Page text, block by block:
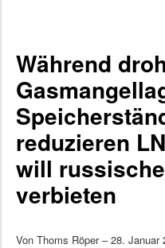
Während
reduzieren
will
verbieten
Von Thoms Röper – 28. Januar